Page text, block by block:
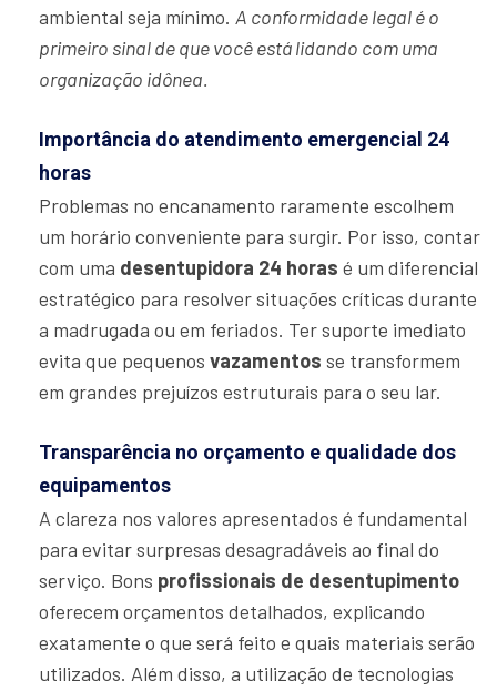
ambiental seja mínimo. A conformidade legal é o
primeiro sinal de que você está lidando com uma
organização idônea.
Importância do atendimento emergencial 24
horas
Problemas no encanamento raramente escolhem
um horário conveniente para surgir. Por isso, contar
com uma desentupidora 24 horas é um diferencial
estratégico para resolver situações críticas durante
a madrugada ou em feriados. Ter suporte imediato
evita que pequenos vazamentos se transformem
em grandes prejuízos estruturais para o seu lar.
Transparência no orçamento e qualidade dos
equipamentos
A clareza nos valores apresentados é fundamental
para evitar surpresas desagradáveis ao final do
serviço. Bons profissionais de desentupimento
oferecem orçamentos detalhados, explicando
exatamente o que será feito e quais materiais serão
utilizados. Além disso, a utilização de tecnologias